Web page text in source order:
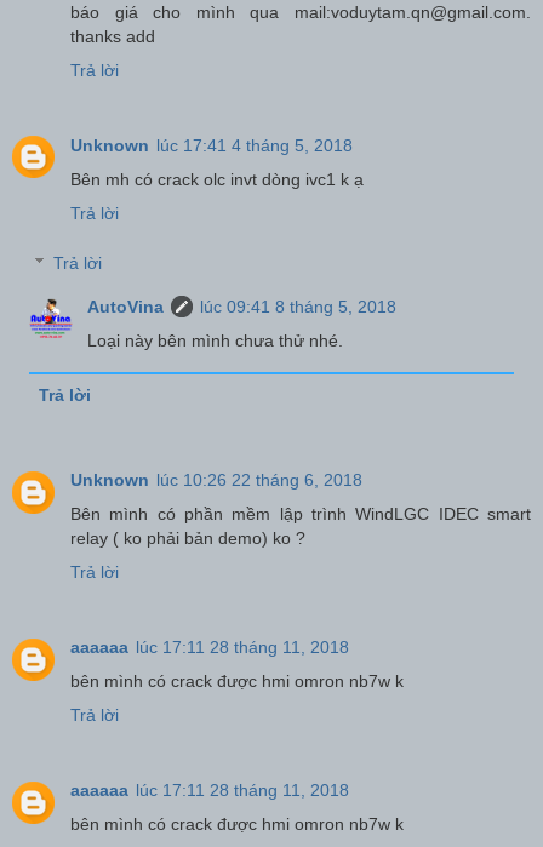
báo giá cho mình qua mail:voduytam.qn@gmail.com.
thanks add
Trả lời
Unknown lúc 17:41 4 tháng 5, 2018
Bên mh có crack olc invt dòng ivc1 k ạ
Trả lời
Trả lời
AutoVina
lúc 09:41 8 tháng 5, 2018
Loại này bên mình chưa thử nhé.
Trả lời
Unknown lúc 10:26 22 tháng 6, 2018
Bên mình có phần mềm lập trình WindLGC IDEC smart
relay ( ko phải bản demo) ko ?
Trả lời
aaaaaa lúc 17:11 28 tháng 11, 2018
bên mình có crack được hmi omron nb7w k
Trả lời
aaaaaa lúc 17:11 28 tháng 11, 2018
bên mình có crack được hmi omron nb7w k